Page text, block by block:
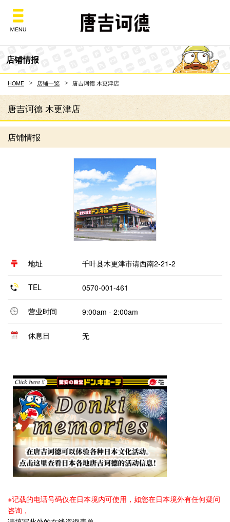
店铺情报
HOME 店铺一览 唐吉诃德 木更津店
唐吉诃德 木更津店
店铺情报
地址 千叶县木更津市请西南2-21-2
TEL 0570-001-461
营业时间 9:00am - 2:00am
休息日 无
※记载的电话号码仅在日本境内可使用，如您在日本境外有任何疑问
咨询，